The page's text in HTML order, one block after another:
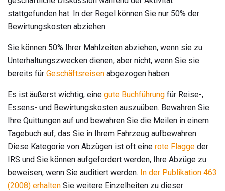
stattgefunden hat. In der Regel können Sie nur 50% der
Bewirtungskosten abziehen.
Sie können 50% Ihrer Mahlzeiten abziehen, wenn sie zu
Unterhaltungszwecken dienen, aber nicht, wenn Sie sie
bereits für Geschäftsreisen abgezogen haben.
Es ist äußerst wichtig, eine gute Buchführung für Reise-,
Essens- und Bewirtungskosten auszuüben. Bewahren Sie
Ihre Quittungen auf und bewahren Sie die Meilen in einem
Tagebuch auf, das Sie in Ihrem Fahrzeug aufbewahren.
Diese Kategorie von Abzügen ist oft eine rote Flagge der
IRS und Sie können aufgefordert werden, Ihre Abzüge zu
beweisen, wenn Sie auditiert werden. In der Publikation 463
(2008) erhalten Sie weitere Einzelheiten zu dieser